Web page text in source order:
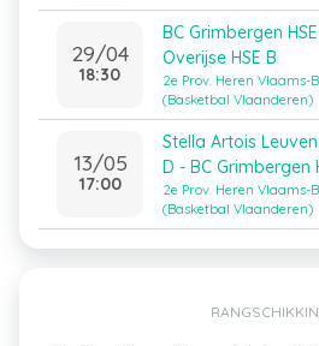
29/04
18:30
BC Grimbergen
Overijse HSE B
2e Prov. Heren Vlaams-
(Basketbal Vlaanderen)
13/05
17:00
Stella Artois Leuven
D - BC Grimbergen
2e Prov. Heren Vlaams-
(Basketbal Vlaanderen)